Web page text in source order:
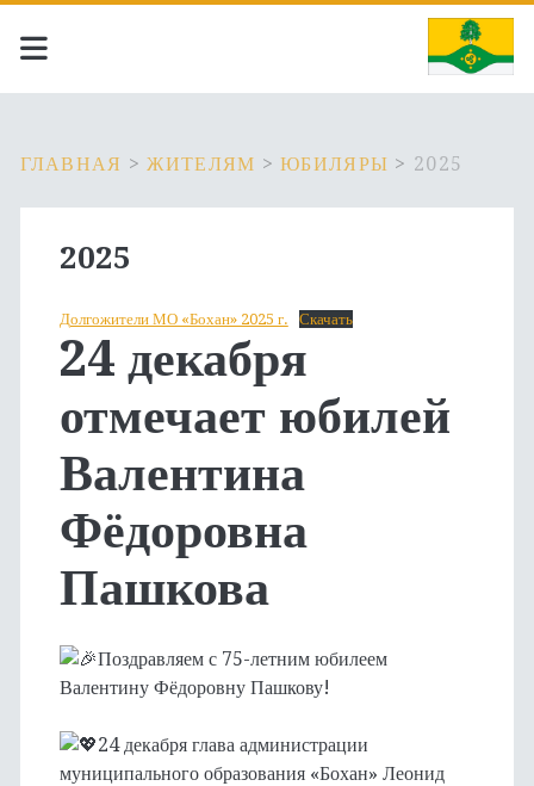
ГЛАВНАЯ >ЖИТЕЛЯМ >ЮБИЛЯРЫ > 2025
2025
Долгожители МО «Бохан» 2025 г. Скачать
24 декабря
отмечает юбилей
Валентина
Фёдоровна
Пашкова
Поздравляем с 75-летним юбилеем
Валентину Фёдоровну Пашкову!
24 декабря глава администрации
муниципального образования «Бохан» Леонид